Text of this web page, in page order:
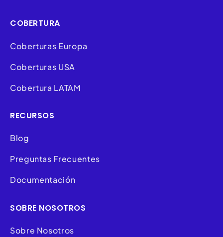
COBERTURA
Coberturas Europa
Coberturas USA
Cobertura LATAM
RECURSOS
Blog
Preguntas Frecuentes
Documentación
SOBRE NOSOTROS
Sobre Nosotros